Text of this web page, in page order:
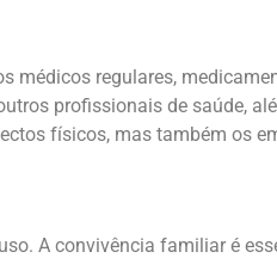
médicos regulares,
profissionais de saúde,
físicos, mas também os
A convivência familiar é